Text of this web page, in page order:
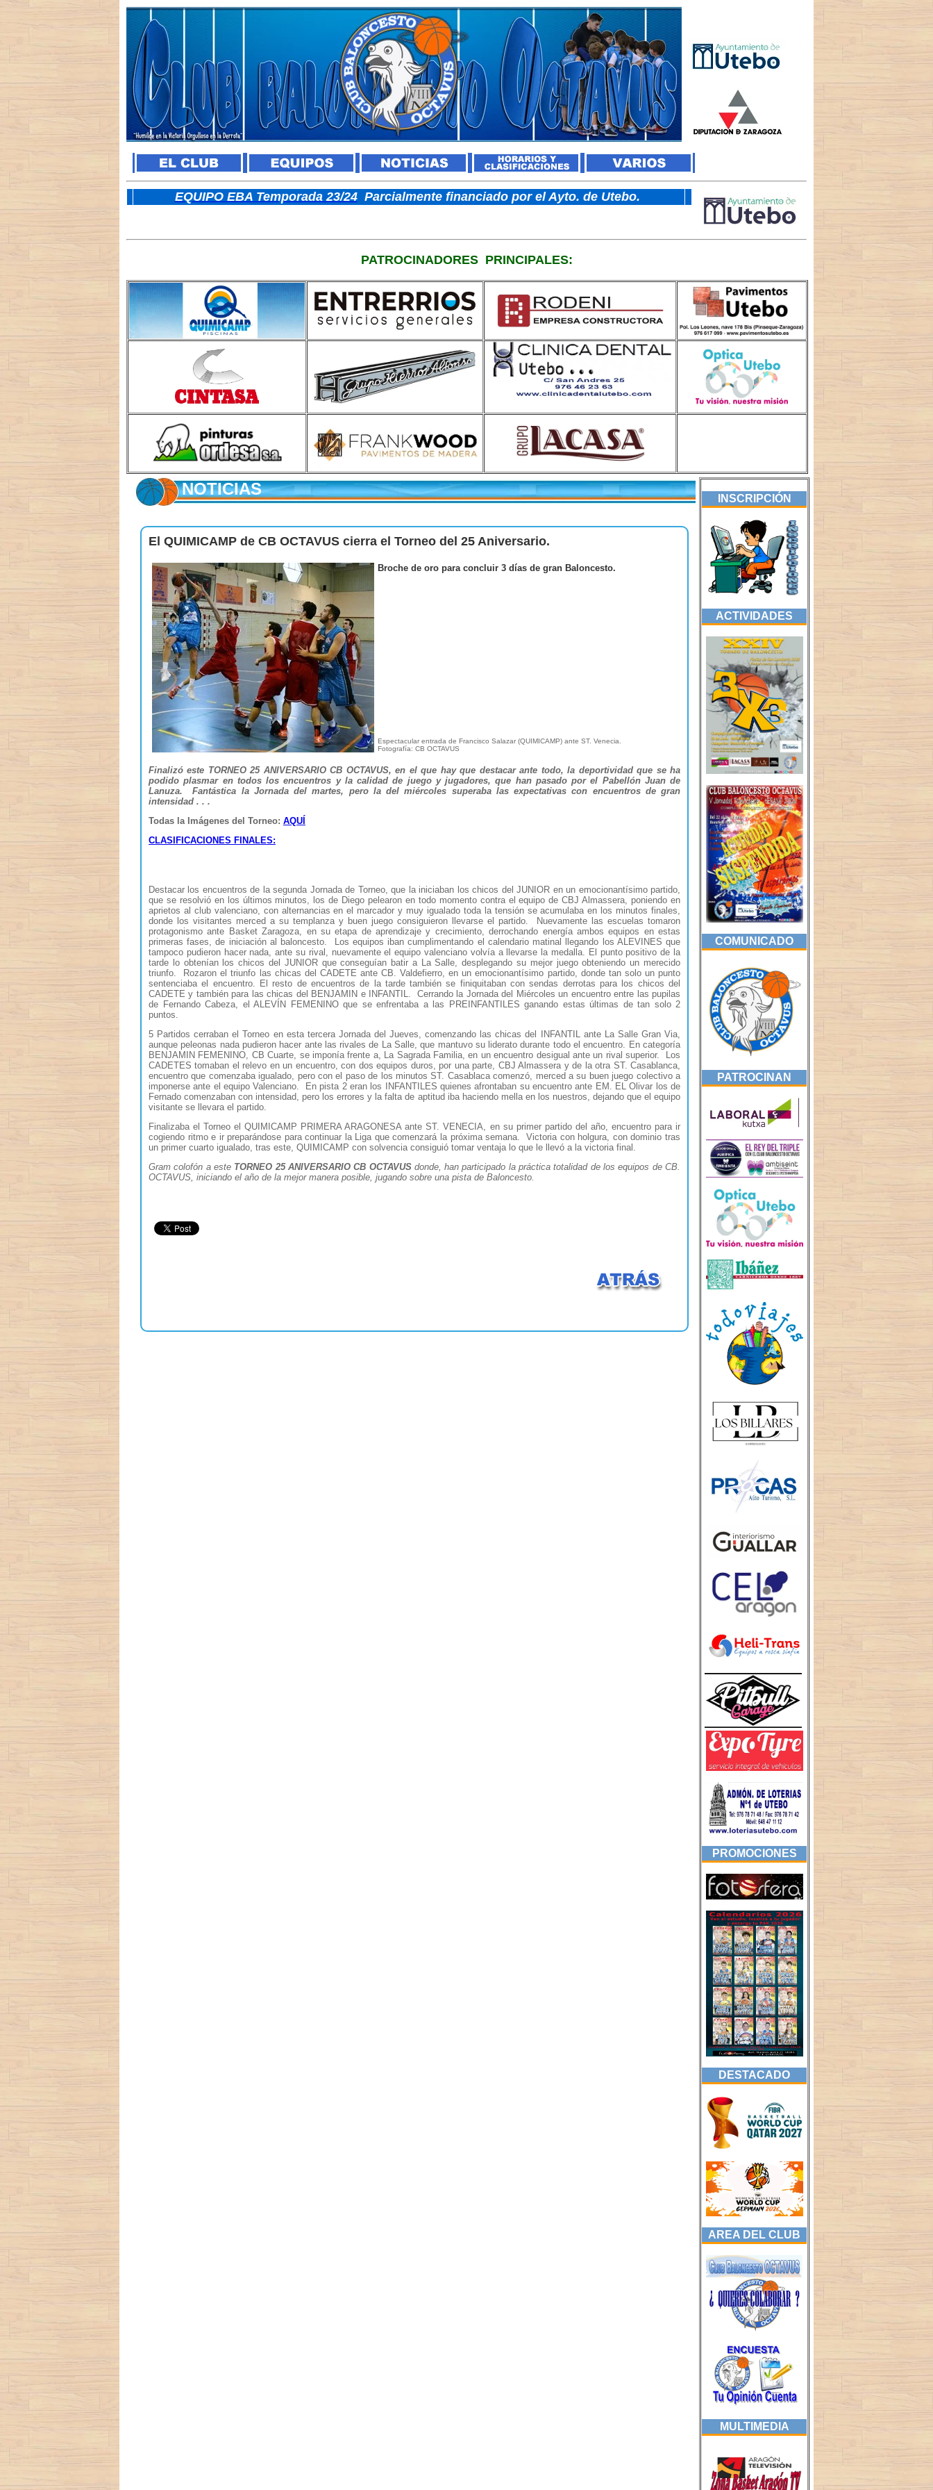
EQUIPO EBA Temporada 23/24 Parcialmente financiado por el Ayto. de Utebo.
PATROCINADORES PRINCIPALES:
NOTICIAS
El QUIMICAMP de CB OCTAVUS cierra el Torneo del 25 Aniversario.
Broche de oro para concluir 3 días de gran Baloncesto.
Espectacular entrada de Francisco Salazar (QUIMICAMP) ante ST. Venecia.
Fotografía: CB OCTAVUS
Finalizó este TORNEO 25 ANIVERSARIO CB OCTAVUS, en el que hay que destacar ante todo, la deportividad que se ha
podido plasmar en todos los encuentros y la calidad de juego y jugadores, que han pasado por el Pabellón Juan de
Lanuza. Fantástica la Jornada del martes, pero la del miércoles superaba las expectativas con encuentros de gran
intensidad . . .
Todas la Imágenes del Torneo: AQUÍ
CLASIFICACIONES FINALES:
Destacar los encuentros de la segunda Jornada de Torneo, que la iniciaban los chicos del JUNIOR en un emocionantísimo partido,
que se resolvió en los últimos minutos, los de Diego pelearon en todo momento contra el equipo de CBJ Almassera, poniendo en
aprietos al club valenciano, con alternancias en el marcador y muy igualado toda la tensión se acumulaba en los minutos finales,
donde los visitantes merced a su templanza y buen juego consiguieron llevarse el partido. Nuevamente las escuelas tomaron
protagonismo ante Basket Zaragoza, en su etapa de aprendizaje y crecimiento, derrochando energía ambos equipos en estas
primeras fases, de iniciación al baloncesto. Los equipos iban cumplimentando el calendario matinal llegando los ALEVINES que
tampoco pudieron hacer nada, ante su rival, nuevamente el equipo valenciano volvía a llevarse la medalla. El punto positivo de la
tarde lo obtenían los chicos del JUNIOR que conseguían batir a La Salle, desplegando su mejor juego obteniendo un merecido
triunfo. Rozaron el triunfo las chicas del CADETE ante CB. Valdefierro, en un emocionantísimo partido, donde tan solo un punto
sentenciaba el encuentro. El resto de encuentros de la tarde también se finiquitaban con sendas derrotas para los chicos del
CADETE y también para las chicas del BENJAMIN e INFANTIL. Cerrando la Jornada del Miércoles un encuentro entre las pupilas
de Fernando Cabeza, el ALEVÍN FEMENINO que se enfrentaba a las PREINFANTILES ganando estas últimas de tan solo 2
puntos.
5 Partidos cerraban el Torneo en esta tercera Jornada del Jueves, comenzando las chicas del INFANTIL ante La Salle Gran Via,
aunque peleonas nada pudieron hacer ante las rivales de La Salle, que mantuvo su liderato durante todo el encuentro. En categoría
BENJAMIN FEMENINO, CB Cuarte, se imponía frente a, La Sagrada Familia, en un encuentro desigual ante un rival superior. Los
CADETES tomaban el relevo en un encuentro, con dos equipos duros, por una parte, CBJ Almassera y de la otra ST. Casablanca,
encuentro que comenzaba igualado, pero con el paso de los minutos ST. Casablaca comenzó, merced a su buen juego colectivo a
imponerse ante el equipo Valenciano. En pista 2 eran los INFANTILES quienes afrontaban su encuentro ante EM. EL Olivar los de
Fernado comenzaban con intensidad, pero los errores y la falta de aptitud iba haciendo mella en los nuestros, dejando que el equipo
visitante se llevara el partido.
Finalizaba el Torneo el QUIMICAMP PRIMERA ARAGONESA ante ST. VENECIA, en su primer partido del año, encuentro para ir
cogiendo ritmo e ir preparándose para continuar la Liga que comenzará la próxima semana. Victoria con holgura, con dominio tras
un primer cuarto igualado, tras este, QUIMICAMP con solvencia consiguió tomar ventaja lo que le llevó a la victoria final.
Gram colofón a este TORNEO 25 ANIVERSARIO CB OCTAVUSdonde, han participado la práctica totalidad de los equipos de CB.
OCTAVUS, iniciando el año de la mejor manera posible, jugando sobre una pista de Baloncesto.
INSCRIPCIÓN
ACTIVIDADES
COMUNICADO
PATROCINAN
PROMOCIONES
DESTACADO
AREA DEL CLUB
MULTIMEDIA